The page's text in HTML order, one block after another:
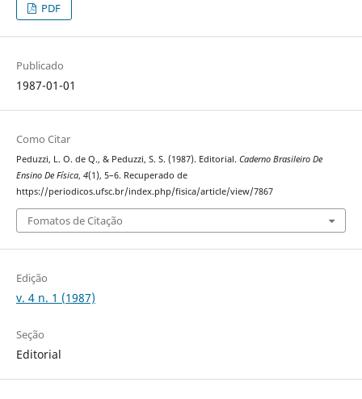
PDF
Publicado
1987-01-01
Como Citar
Peduzzi, L. O. de Q., & Peduzzi, S. S. (1987). Editorial. Caderno Brasileiro De
Ensino De Física, 4(1), 5–6. Recuperado de
https://periodicos.ufsc.br/index.php/fisica/article/view/7867
Fomatos de Citação
Edição
v. 4 n. 1 (1987)
Seção
Editorial